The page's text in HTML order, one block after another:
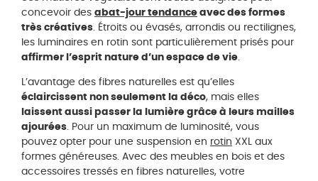
concevoir des abat-jour tendance avec des formes
très créatives. Étroits ou évasés, arrondis ou rectilignes,
les luminaires en rotin sont particulièrement prisés pour
affirmer l’esprit nature d’un espace de vie.
L’avantage des fibres naturelles est qu’elles
éclaircissent non seulement la déco, mais elles
laissent aussi passer la lumière grâce à leurs mailles
ajourées. Pour un maximum de luminosité, vous
pouvez opter pour une suspension en rotin XXL aux
formes généreuses. Avec des meubles en bois et des
accessoires tressés en fibres naturelles, votre